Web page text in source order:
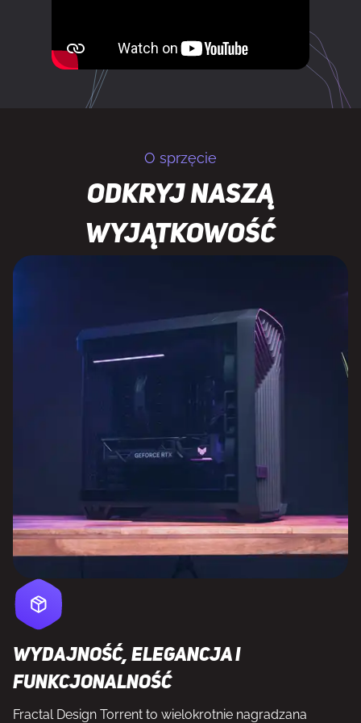
O sprzęcie
Odkryj naszą
wyjątkowość
Wydajność, elegancja i
funkcjonalność
Fractal Design Torrent to wielokrotnie nagradzana